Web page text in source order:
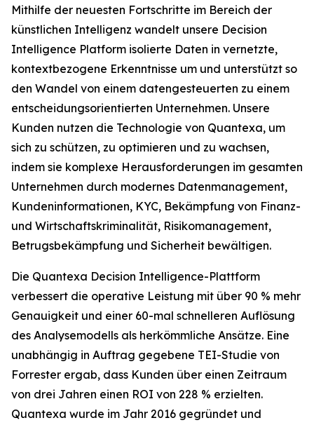
Mithilfe der neuesten Fortschritte im Bereich der
künstlichen Intelligenz wandelt unsere Decision
Intelligence Platform isolierte Daten in vernetzte,
kontextbezogene Erkenntnisse um und unterstützt so
den Wandel von einem datengesteuerten zu einem
entscheidungsorientierten Unternehmen. Unsere
Kunden nutzen die Technologie von Quantexa, um
sich zu schützen, zu optimieren und zu wachsen,
indem sie komplexe Herausforderungen im gesamten
Unternehmen durch modernes Datenmanagement,
Kundeninformationen, KYC, Bekämpfung von Finanz-
und Wirtschaftskriminalität, Risikomanagement,
Betrugsbekämpfung und Sicherheit bewältigen.
Die Quantexa Decision Intelligence-Plattform
verbessert die operative Leistung mit über 90 % mehr
Genauigkeit und einer 60-mal schnelleren Auflösung
des Analysemodells als herkömmliche Ansätze. Eine
unabhängig in Auftrag gegebene TEI-Studie von
Forrester ergab, dass Kunden über einen Zeitraum
von drei Jahren einen ROI von 228 % erzielten.
Quantexa wurde im Jahr 2016 gegründet und